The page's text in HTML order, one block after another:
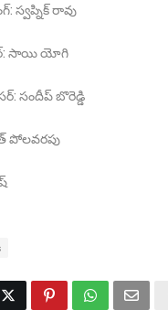
స్వప్నిక్ రావు
సాయి యోగి
సందీప్ బొరెడ్డి
పోలవరపు